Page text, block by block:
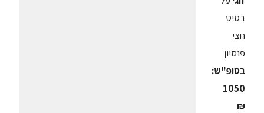
בסיס
חצי
פנסיון
בסופ"ש:
1050
₪